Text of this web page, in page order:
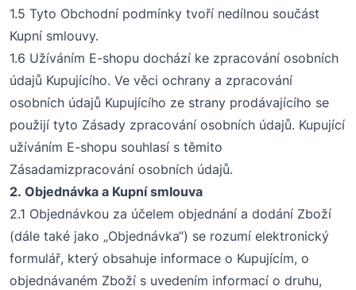
1.5 Tyto Obchodní podmínky tvoří nedílnou součást
Kupní smlouvy.
1.6 Užíváním E-shopu dochází ke zpracování osobních
údajů Kupujícího. Ve věci ochrany a zpracování
osobních údajů Kupujícího ze strany prodávajícího se
použijí tyto Zásady zpracování osobních údajů. Kupující
užíváním E-shopu souhlasí s těmito
Zásadamizpracování osobních údajů.
2. Objednávka a Kupní smlouva
2.1 Objednávkou za účelem objednání a dodání Zboží
(dále také jako „Objednávka“) se rozumí elektronický
formulář, který obsahuje informace o Kupujícím, o
objednávaném Zboží s uvedením informací o druhu,